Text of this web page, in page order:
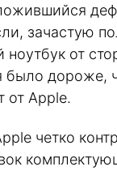
зачастую
ноутбук от
было дороже,
от Apple.
четко